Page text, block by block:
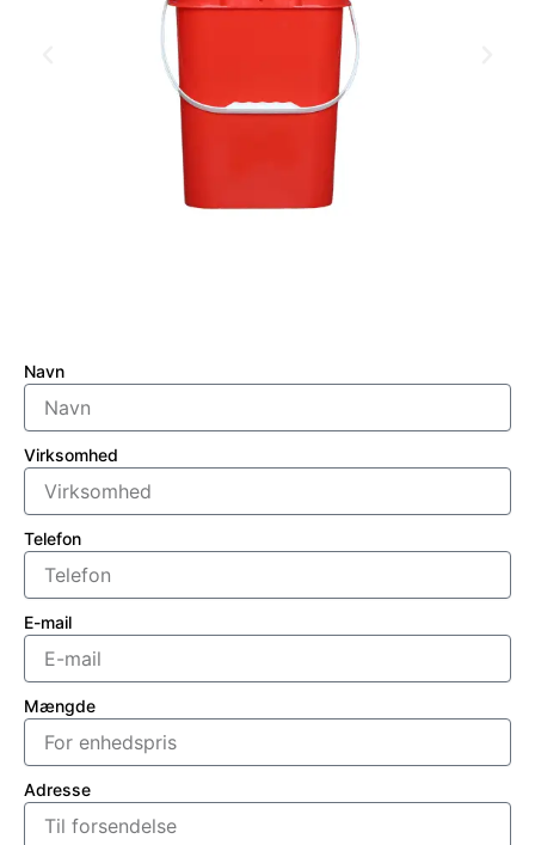
Navn
Virksomhed
Telefon
E-mail
Mængde
Adresse